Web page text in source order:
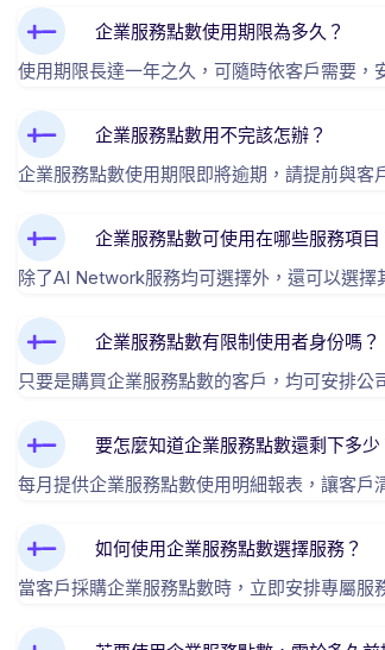
企業服務點數使用期限為多久？
使用期限長達一年之久，可隨時依客戶需要，
企業服務點數用不完該怎辦？
企業服務點數使用期限即將逾期，請提前與客
企業服務點數可使用在哪些服務項目
除了AI Network服務均可選擇外，還可以選
企業服務點數有限制使用者身份嗎？
只要是購買企業服務點數的客戶，均可安排公
要怎麼知道企業服務點數還剩下多少
每月提供企業服務點數使用明細報表，讓客
如何使用企業服務點數選擇服務？
當客戶採購企業服務點數時，立即安排專屬